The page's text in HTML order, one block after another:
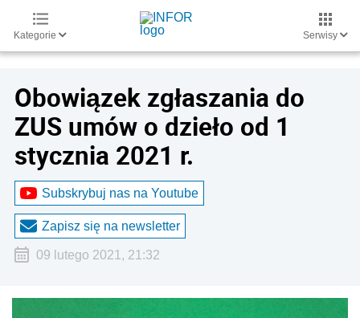
Kategorie Serwisy
Obowiązek zgłaszania do
ZUS umów o dzieło od 1
stycznia 2021 r.
Subskrybuj nas na Youtube
Zapisz się na newsletter
09 lutego 2021, 21:32